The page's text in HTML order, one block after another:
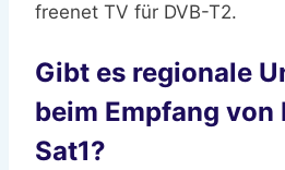
freenet TV für DVB-T2.
Gibt es regionale
beim Empfang von
Sat1?